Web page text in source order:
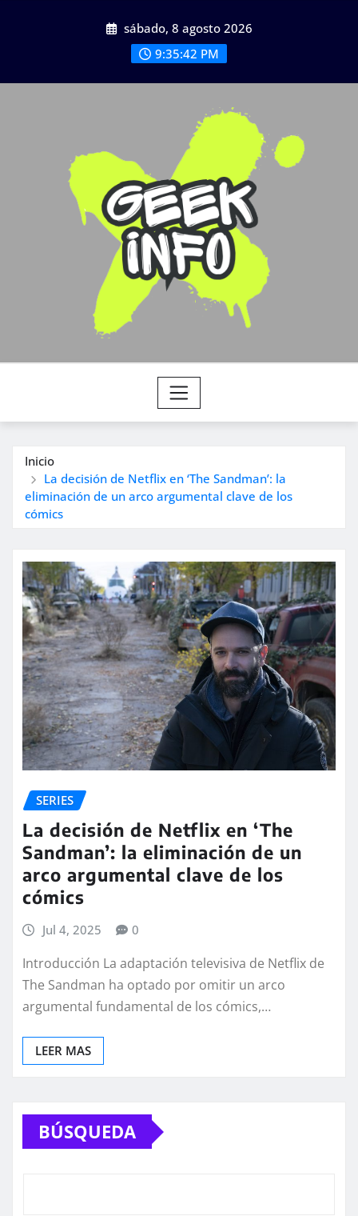
sábado, 8 agosto 2026
9:35:42 PM
Inicio
La decisión de Netflix en ‘The Sandman’: la
eliminación de un arco argumental clave de los
cómics
SERIES
La decisión de Netflix en ‘The
Sandman’: la eliminación de un
arco argumental clave de los
cómics
Jul 4, 2025 0
Introducción La adaptación televisiva de Netflix de
The Sandman ha optado por omitir un arco
argumental fundamental de los cómics,…
LEER MAS
BÚSQUEDA